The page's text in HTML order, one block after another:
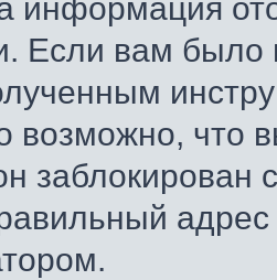
информация
Если вам
возможно, что
адрес